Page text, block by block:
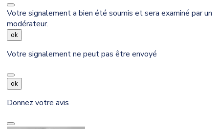
Votre signalement a bien été soumis et sera examiné par un
modérateur.
ok
Votre signalement ne peut pas être envoyé
ok
Donnez votre avis